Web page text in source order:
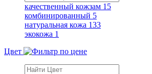
качественный кожзам 15
комбинированный 5
натуральная кожа 133
экокожа 1
Цвет